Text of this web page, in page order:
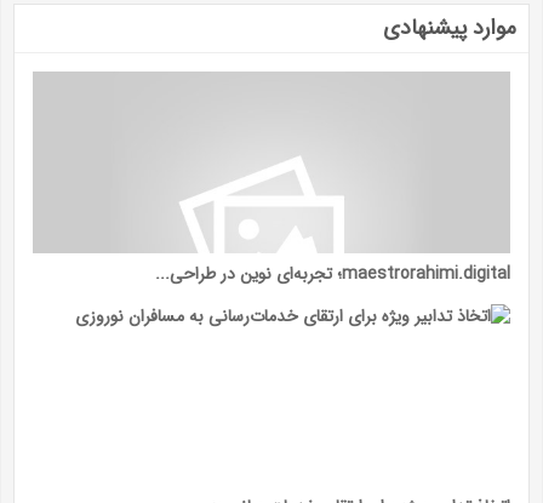
موارد پیشنهادی
maestrorahimi.digital؛ تجربه‌ای نوین در طراحی...